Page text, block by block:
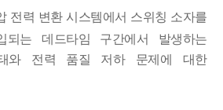
전력 변환 시스템에서 스위칭 소자를
되는 데드타임 구간에서 발생하는
와
전력 품질 저하 문제에 대한